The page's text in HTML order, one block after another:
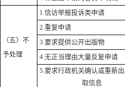
（五）不
予处理
1.信访举报投诉类申请
2.重复申请
3.要求提供公开出版物
4.无正当理由大量反复申请
5.要求行政机关确认或重新
取信息